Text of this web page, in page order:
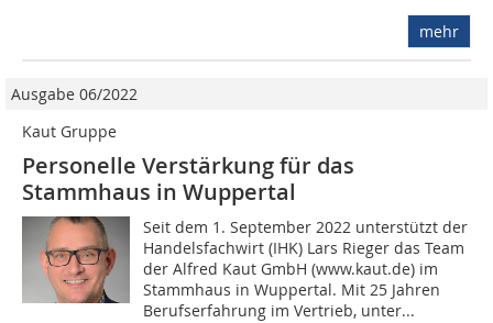
mehr
Ausgabe 06/2022
Kaut Gruppe
Personelle Verstärkung für das
Stammhaus in Wuppertal
Seit dem 1. September 2022 unterstützt der
Handelsfachwirt (IHK) Lars Rieger das Team
der Alfred Kaut GmbH (www.kaut.de) im
Stammhaus in Wuppertal. Mit 25 Jahren
Berufserfahrung im Vertrieb, unter...